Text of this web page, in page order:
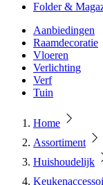
Folder &
Aanbiedingen
Raamdecoratie
Vloeren
Verlichting
Verf
Tuin
Home
Assortiment
Huishoudelijk